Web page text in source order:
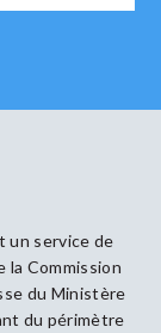
un service de
la Commission
du Ministère
du périmètre